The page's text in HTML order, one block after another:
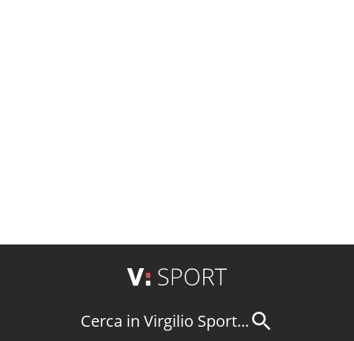
Cerca in Virgilio Sport...